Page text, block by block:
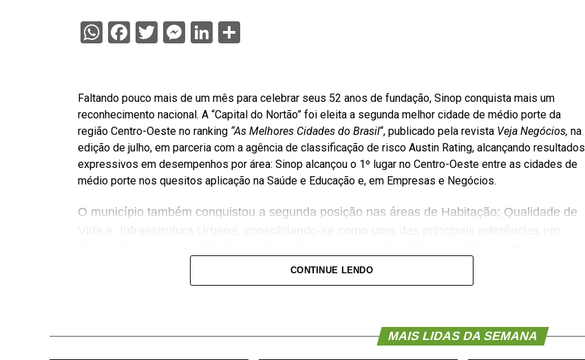
WhatsApp
Facebook
Twitter
Messenger
LinkedIn
Faltando pouco mais de um mês para celebrar seus 52 anos de fundação, Sinop conquista mais um
reconhecimento nacional. A “Capital do Nortão” foi eleita a segunda melhor cidade de médio porte da
região Centro-Oeste no ranking “As Melhores Cidades do Brasil“, publicado pela revista Veja Negócios, na
edição de julho, em parceria com a agência de classificação de risco Austin Rating, alcançando resultados
expressivos em desempenhos por área: Sinop alcançou o 1º lugar no Centro-Oeste entre as cidades de
médio porte nos quesitos aplicação na Saúde e Educação e, em Empresas e Negócios.
O município também conquistou a segunda posição nas áreas de Habitação; Qualidade de
importantes resultados, como 3º lugar em Desenvolvimento Municipal; 3º colocado em
Comércio Exterior; 3º em Capacidade de Arrecadação; 4º lugar em Renda e Emprego; 6º
Todas colocações entre as cidades de médio porte da região Centro-Oeste.
A divulgação do ranking foi recebida com entusiasmo pelo prefeito Roberto Dorner, que
CONTINUE LENDO
MAIS LIDAS DA SEMANA